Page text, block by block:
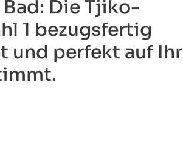
Die Tjiko-
1 bezugsfertig
und perfekt auf Ihr